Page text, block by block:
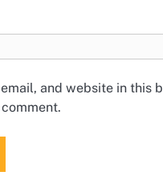
and website in this